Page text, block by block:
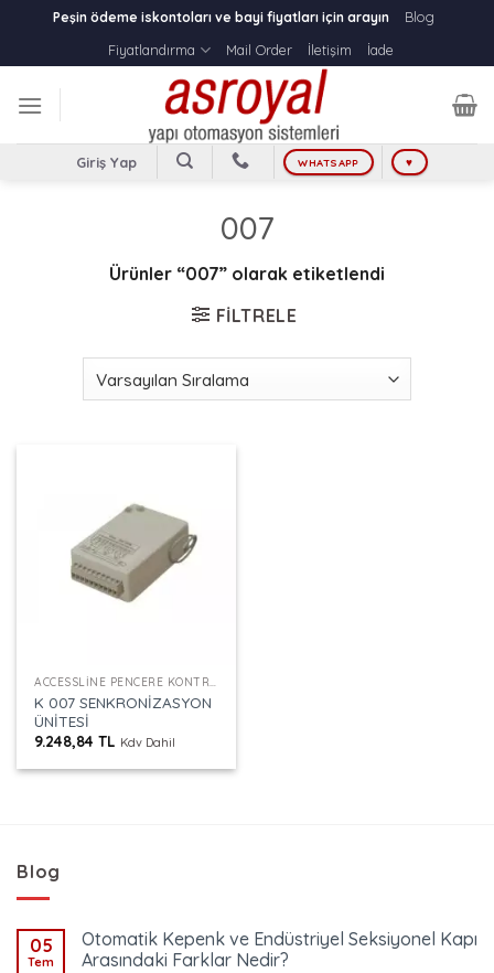
content
Peşin ödeme iskontoları ve bayi fiyatları için arayın
Blog
Fiyatlandırma
Mail Order İletişim İade
Giriş Yap WHATSAPP ♥
007
Ürünler “007” olarak etiketlendi
FILTRELE
ACCESSLINE PENCERE KONTROL
K 007 SENKRONİZASYON
ÜNİTESİ
9.248,84TL Kdv Dahil
Blog
05
Tem
Otomatik Kepenk ve Endüstriyel Seksiyonel Kapı
Arasındaki Farklar Nedir?